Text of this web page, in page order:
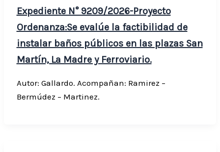
Expediente N° 9209/2026-Proyecto
Ordenanza:Se evalúe la factibilidad de
instalar baños públicos en las plazas San
Martín, La Madre y Ferroviario.
Autor: Gallardo. Acompañan: Ramirez –
Bermúdez – Martinez.